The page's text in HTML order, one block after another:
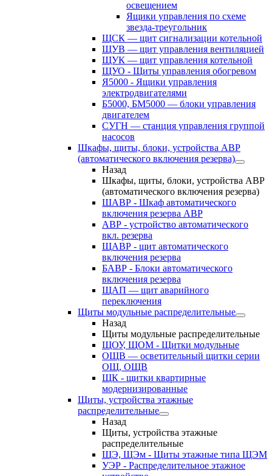
освещением
Ящики управления по схеме
звезда-треугольник
ЩСК — щит сигнализации котельной
ЩУВ — щит управления вентиляцией
ЩУК — щит управления котельной
ЩУО - Щиты управления обогревом
Я5000 - Ящики управления
электродвигателями
Б5000, БМ5000 — блоки управления
двигателем
СУГН — станция управления группой
насосов
Шкафы, щиты, блоки, устройства АВР
(автоматического включения резерва)
Назад
Шкафы, щиты, блоки, устройства АВР
(автоматического включения резерва)
ШАВР - Шкаф автоматического
включения резерва АВР
АВР - устройство автоматического
вкл. резерва
ЩАВР - щит автоматического
включения резерва
БАВР - Блоки автоматического
включения резерва
ЩАП — щит аварийного
переключения
Щиты модульные распределительные
Назад
Щиты модульные распределительные
ЩОУ, ЩОМ - Щитки модульные
ОЩВ — осветительный щитки серии
ОЩ, ОЩВ
ЩК - щитки квартирные
модернизированные
Щиты, устройства этажные
распределительные
Назад
Щиты, устройства этажные
распределительные
ЩЭ, ЩЭм - Щиты этажные типа ЩЭМ
УЭР - Распределительное этажное